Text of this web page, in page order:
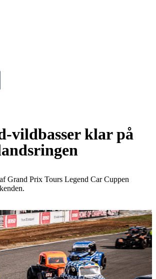
vildbasser klar på
Grand Prix Tours Legend Car Cuppen